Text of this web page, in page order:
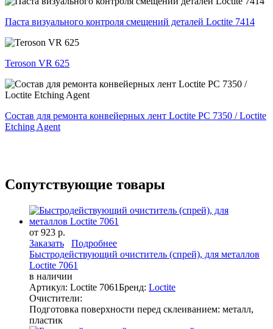
Паста визуального контроля смещений деталей Loctite 7414
Teroson VR 625
Состав для ремонта конвейерных лент Loctite PC 7350 / Loctite
Etching Agent
Сопутствующие товары
от 923 р.
Заказать
Подробнее
Быстродействующий очиститель (спрей), для металлов
Loctite 7061
в наличии
Артикул: Loctite 7061Бренд: Loctite
Очистители:
Подготовка поверхности перед склеиванием: металл,
пластик